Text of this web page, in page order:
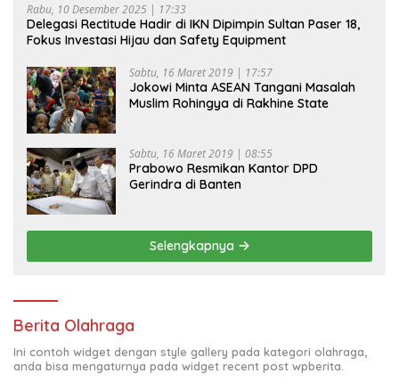
Rabu, 10 Desember 2025 | 17:33
Delegasi Rectitude Hadir di IKN Dipimpin Sultan Paser 18,
Fokus Investasi Hijau dan Safety Equipment
Sabtu, 16 Maret 2019 | 17:57
Jokowi Minta ASEAN Tangani Masalah
Muslim Rohingya di Rakhine State
Sabtu, 16 Maret 2019 | 08:55
Prabowo Resmikan Kantor DPD
Gerindra di Banten
Selengkapnya
Berita Olahraga
Ini contoh widget dengan style gallery pada kategori olahraga,
anda bisa mengaturnya pada widget recent post wpberita.